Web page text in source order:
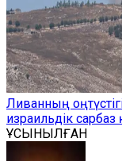
Ливанның
израильдік сарбаз
ҰСЫНЫЛҒАН